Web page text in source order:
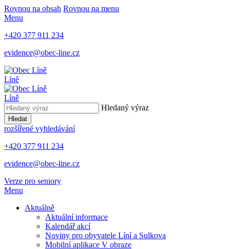
Rovnou na obsah Rovnou na menu
Menu
+420 377 911 234
evidence@obec-line.cz
Líně
Líně
Hledaný výraz
Hledat
rozšířené vyhledávání
+420 377 911 234
evidence@obec-line.cz
Verze pro seniory
Menu
Aktuálně
Aktuální informace
Kalendář akcí
Noviny pro obyvatele Líní a Sulkova
Mobilní aplikace V obraze